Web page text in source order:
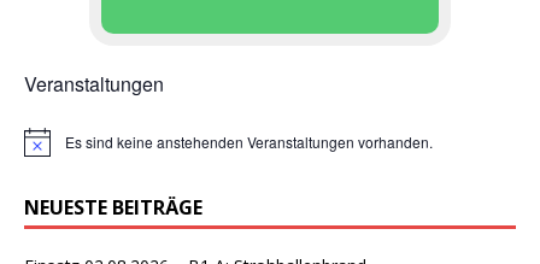
Veranstaltungen
H
w
e
Es sind keine anstehenden Veranstaltungen vorhanden.
NEUESTE BEITRÄGE